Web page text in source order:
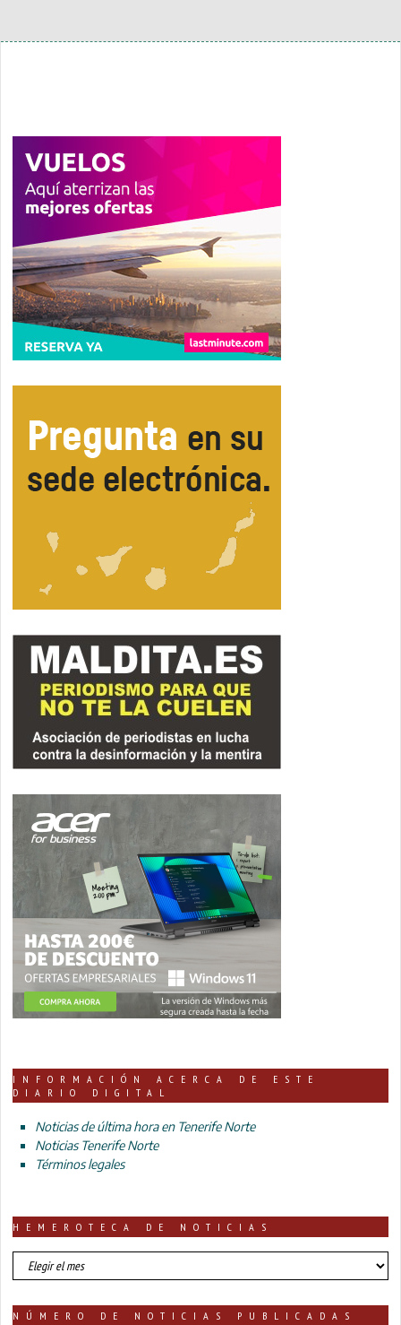
INFORMACIÓN ACERCA DE ESTE
DIARIO DIGITAL
Noticias de última hora en Tenerife Norte
Noticias Tenerife Norte
Términos legales
HEMEROTECA DE NOTICIAS
HEMEROTECA
DE
NÚMERO DE NOTICIAS PUBLICADAS